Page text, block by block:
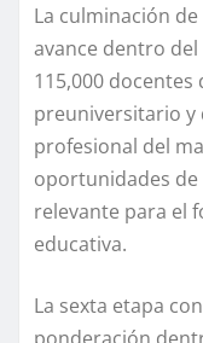
La culminación
avance dentro
115,000
preuniversitario y
profesional del
oportunidades
relevante para el
educativa.
La sexta etapa